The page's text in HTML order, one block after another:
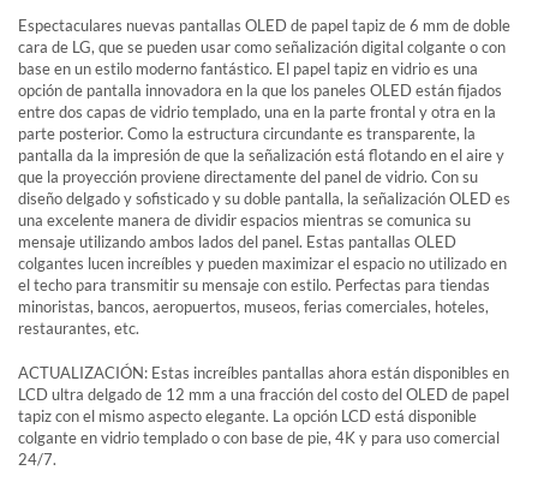
Espectaculares nuevas pantallas OLED de papel tapiz de 6 mm de doble
cara de LG, que se pueden usar como señalización digital colgante o con
base en un estilo moderno fantástico. El papel tapiz en vidrio es una
opción de pantalla innovadora en la que los paneles OLED están fijados
entre dos capas de vidrio templado, una en la parte frontal y otra en la
parte posterior. Como la estructura circundante es transparente, la
pantalla da la impresión de que la señalización está flotando en el aire y
que la proyección proviene directamente del panel de vidrio. Con su
diseño delgado y sofisticado y su doble pantalla, la señalización OLED es
una excelente manera de dividir espacios mientras se comunica su
mensaje utilizando ambos lados del panel. Estas pantallas OLED
colgantes lucen increíbles y pueden maximizar el espacio no utilizado en
el techo para transmitir su mensaje con estilo. Perfectas para tiendas
minoristas, bancos, aeropuertos, museos, ferias comerciales, hoteles,
restaurantes, etc.
ACTUALIZACIÓN: Estas increíbles pantallas ahora están disponibles en
LCD ultra delgado de 12 mm a una fracción del costo del OLED de papel
tapiz con el mismo aspecto elegante. La opción LCD está disponible
colgante en vidrio templado o con base de pie, 4K y para uso comercial
24/7.